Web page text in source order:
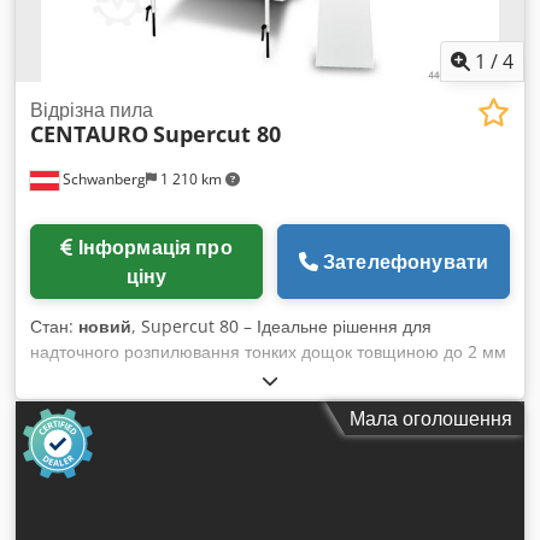
1 /4
Schwanberg 1 210 km
Відрізна пила
CENTAUROSupercut 80
ціну
Зателефонувати
Стан: новий, Supercut 80 – Ідеальне рішення для
надточного розпилювання тонких дощок товщиною до 2 мм
Діаметр колес, мм: 800 Максимальна висота різу, мм: 400
Стаціонарний робочий стіл, мм: 1290 x 800 Максимальна
ширина пилкового полотна, мм: 54 x 0,9 Макс. і мін.
довжина полотна, мм: 5530 / 5380 Потужність двигуна, кВт:
15 (20 к.с.) Виходи для аспірації стружки: 2 x Ø 120 мм та 1
Мала оголошення